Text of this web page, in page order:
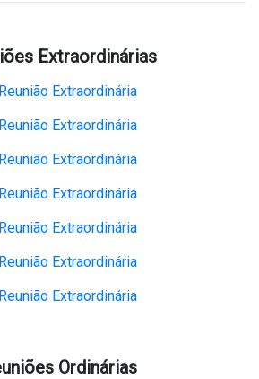
Extraordinárias
Extraordinária
Extraordinária
Extraordinária
Extraordinária
Extraordinária
Extraordinária
Extraordinária
Ordinárias